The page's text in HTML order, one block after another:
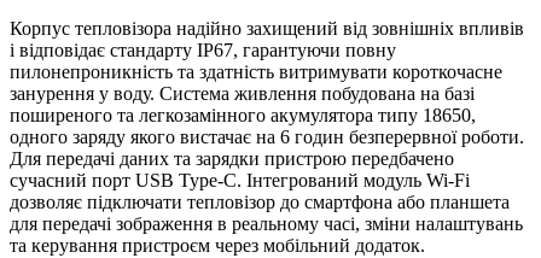
Корпус тепловізора надійно захищений від зовнішніх впливів
і відповідає стандарту IP67, гарантуючи повну
пилонепроникність та здатність витримувати короткочасне
занурення у воду. Система живлення побудована на базі
поширеного та легкозамінного акумулятора типу 18650,
одного заряду якого вистачає на 6 годин безперервної роботи.
Для передачі даних та зарядки пристрою передбачено
сучасний порт USB Type-C. Інтегрований модуль Wi-Fi
дозволяє підключати тепловізор до смартфона або планшета
для передачі зображення в реальному часі, зміни налаштувань
та керування пристроєм через мобільний додаток.